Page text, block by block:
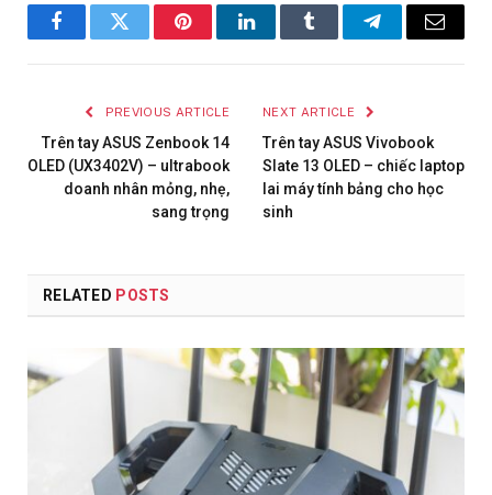
FacebookTwitter PinterestLinkedInTumblr TelegramEmail
PREVIOUS ARTICLE
Trên tay ASUS Zenbook 14
OLED (UX3402V) – ultrabook
doanh nhân mỏng, nhẹ,
sang trọng
NEXT ARTICLE
Trên tay ASUS Vivobook
Slate 13 OLED – chiếc laptop
lai máy tính bảng cho học
sinh
RELATED POSTS